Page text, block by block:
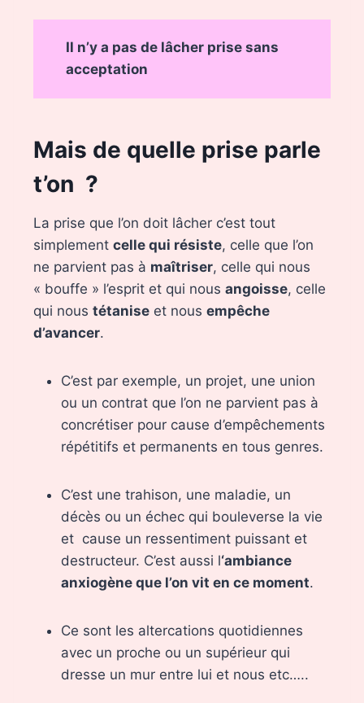
Il n’y a pas de lâcher prise sans
acceptation
Mais de quelle prise parle
t’on ?
La prise que l’on doit lâcher c’est tout
simplement celle qui résiste, celle que l’on
ne parvient pas à maîtriser, celle qui nous
« bouffe » l’esprit et qui nous angoisse, celle
qui nous tétaniseet nous empêche
d’avancer.
C’est par exemple, un projet, une union
ou un contrat que l’on ne parvient pas à
concrétiser pour cause d’empêchements
répétitifs et permanents en tous genres.
C’est une trahison, une maladie, un
décès ou un échec qui bouleverse la vie
et cause un ressentiment puissant et
destructeur. C’est aussi l‘ambiance
anxiogène que l’on vit en ce moment.
Ce sont les altercations quotidiennes
avec un proche ou un supérieur qui
dresse un mur entre lui et nous etc…..